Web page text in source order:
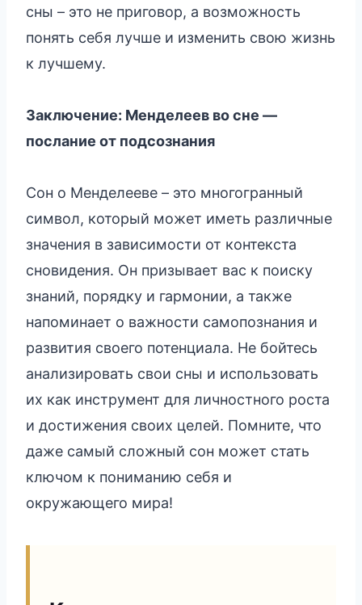
сны – это не приговор, а возможность
понять себя лучше и изменить свою жизнь
к лучшему.
Заключение: Менделеев во сне —
послание от подсознания
Сон о Менделееве – это многогранный
символ, который может иметь различные
значения в зависимости от контекста
сновидения. Он призывает вас к поиску
знаний, порядку и гармонии, а также
напоминает о важности самопознания и
развития своего потенциала. Не бойтесь
анализировать свои сны и использовать
их как инструмент для личностного роста
и достижения своих целей. Помните, что
даже самый сложный сон может стать
ключом к пониманию себя и
окружающего мира!